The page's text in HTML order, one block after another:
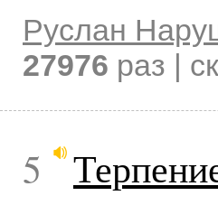
Руслан
27976 раз |
5